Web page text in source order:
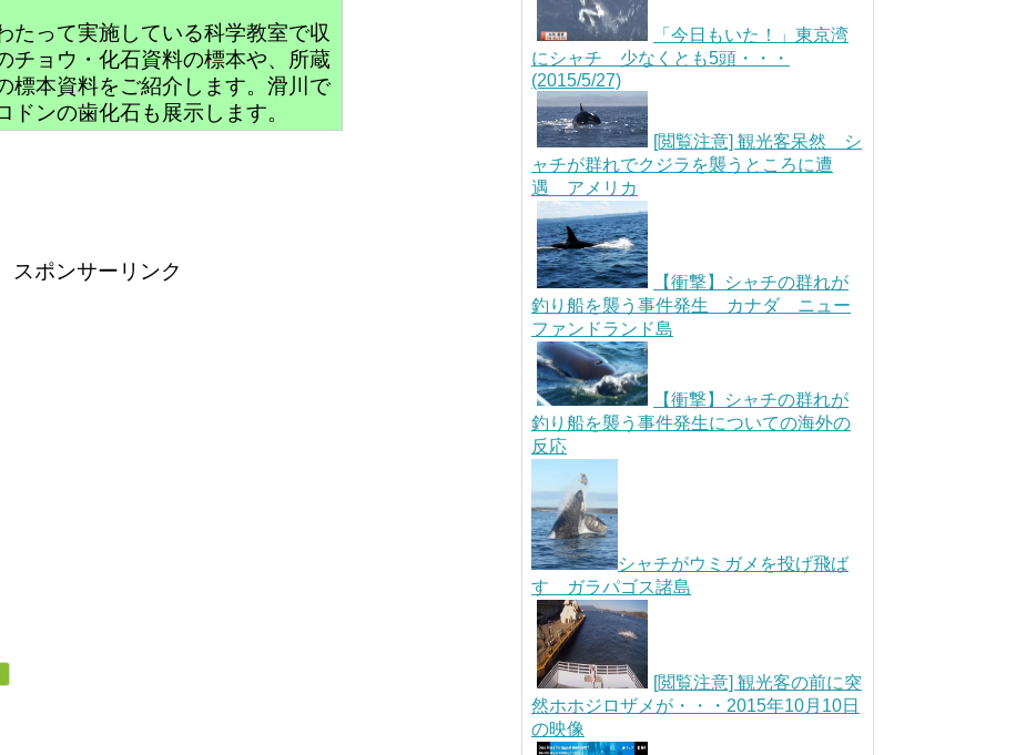
たって実施している科学教室で収
チョウ・化石資料の標本や、所蔵
標本資料をご紹介します。滑川で
ドンの歯化石も展示します。
スポンサーリンク
「今日もいた！」東京湾
にシャチ 少なくとも5頭・・・
(2015/5/27)
[閲覧注意] 観光客呆然 シ
ャチが群れでクジラを襲うところに遭
遇 アメリカ
【衝撃】シャチの群れが
釣り船を襲う事件発生 カナダ ニュー
ファンドランド島
【衝撃】シャチの群れが
釣り船を襲う事件発生についての海外の
反応
シャチがウミガメを投げ飛ば
す ガラパゴス諸島
[閲覧注意] 観光客の前に突
然ホホジロザメが・・・2015年10月10日
の映像